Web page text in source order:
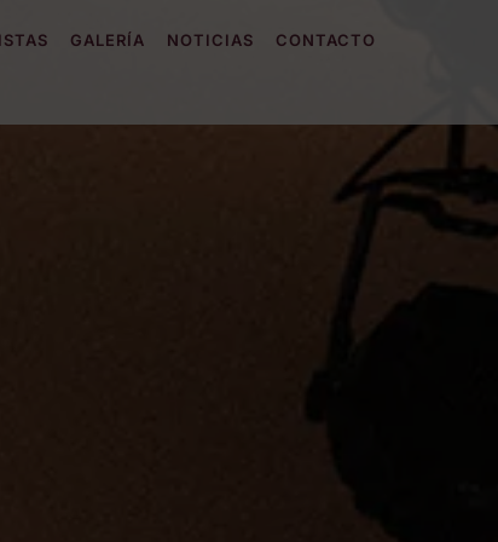
GALERÍA NOTICIAS CONTACTO